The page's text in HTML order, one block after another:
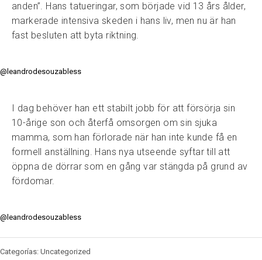
anden”. Hans tatueringar, som började vid 13 års ålder,
markerade intensiva skeden i hans liv, men nu är han
fast besluten att byta riktning.
@leandrodesouzabless
I dag behöver han ett stabilt jobb för att försörja sin
10-årige son och återfå omsorgen om sin sjuka
mamma, som han förlorade när han inte kunde få en
formell anställning. Hans nya utseende syftar till att
öppna de dörrar som en gång var stängda på grund av
fördomar.
@leandrodesouzabless
Categorías: Uncategorized